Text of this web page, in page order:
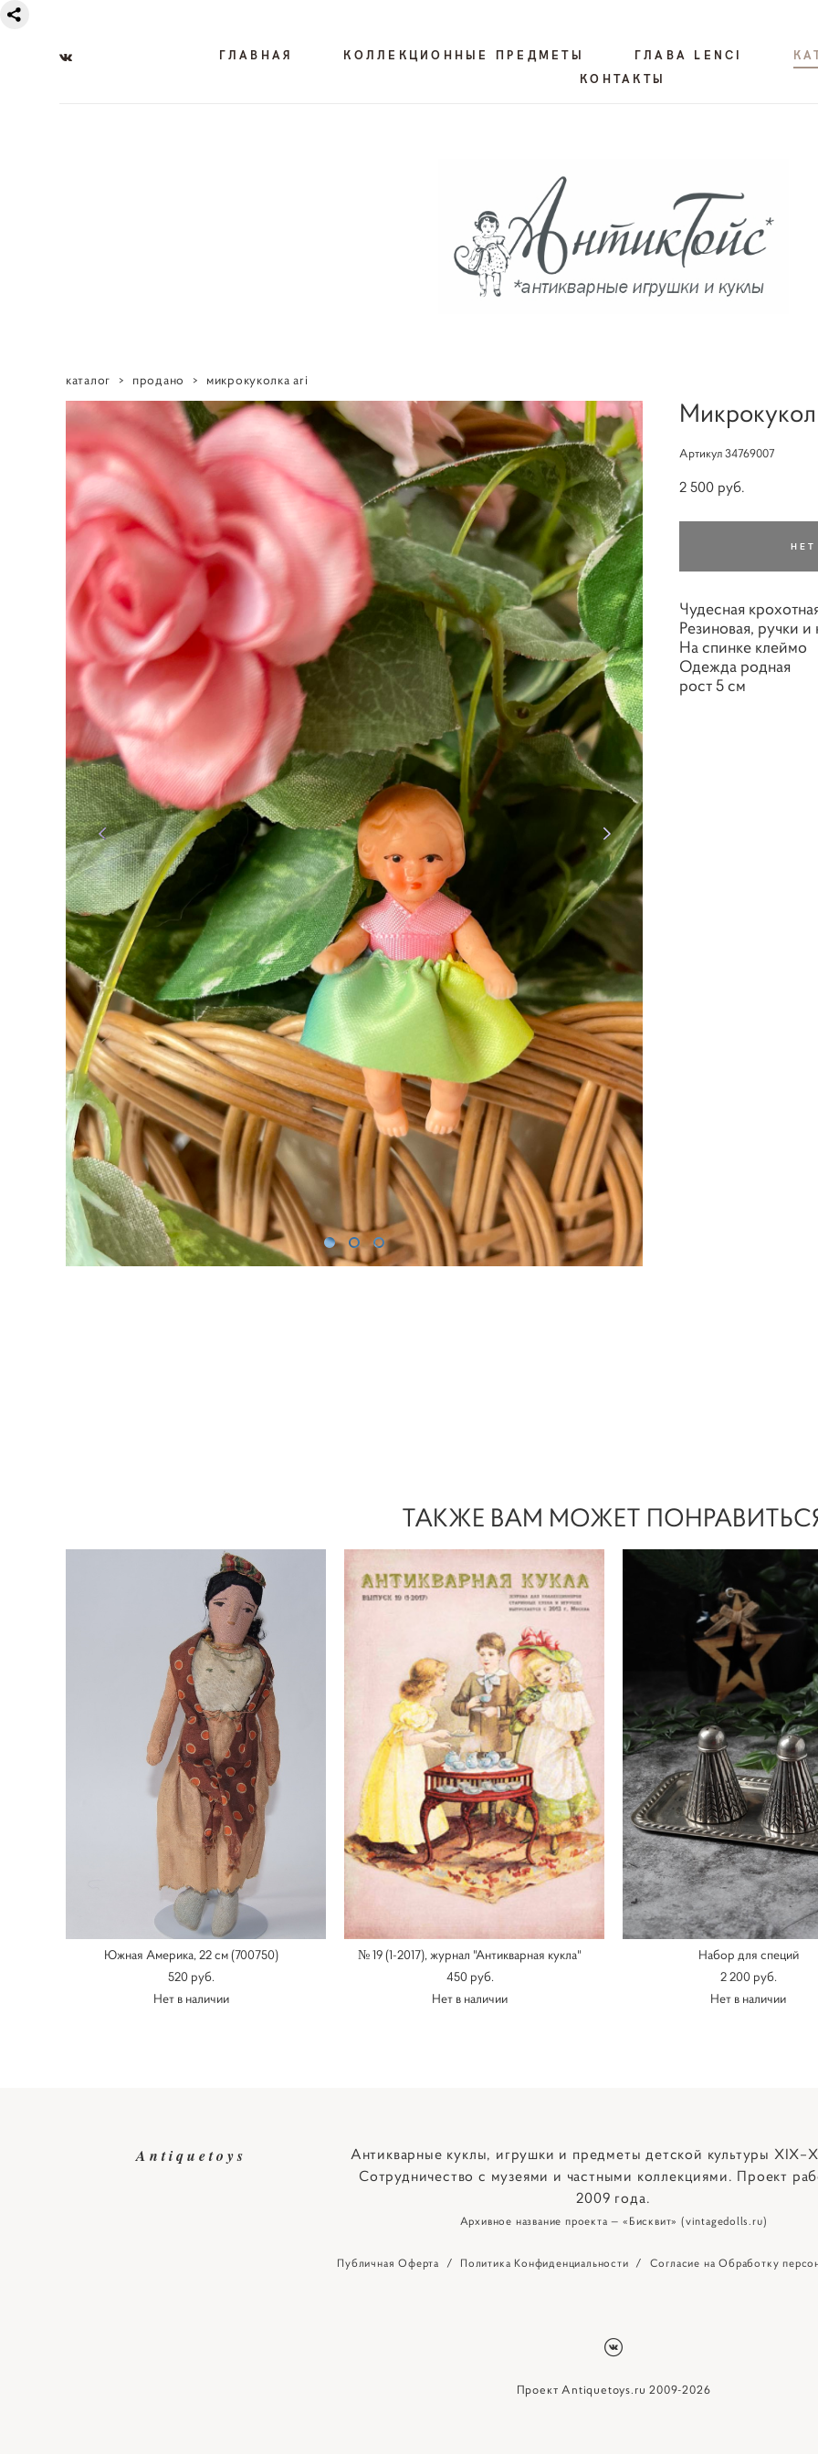
ГЛАВНАЯ КОЛЛЕКЦИОННЫЕ ПРЕДМЕТЫ ГЛАВА LENCI
КОНТАКТЫ
каталог > продано > микрокуколка ari
Артикул 34769007
2 500 pуб.
Чудесная
Резиновая, ручки
На спинке клеймо
Одежда родная
рост 5 см
ТАКЖЕ ВАМ МОЖЕТ
Южная Америка, 22 см (700750)
520 pуб.
Нет в наличии
№ 19 (1-2017), журнал "Антикварная кукла"
450 pуб.
Нет в наличии
Набор для специй
2 200 pуб.
Нет в наличии
Antiquetoys
Антикварные куклы, игрушки и предметы детской культуры
Сотрудничество с музеями и частными коллекциями. Проект
2009 года.
Архивное название проекта — «Бисквит» (vintagedolls.ru)
Публичная Оферта / Политика Конфиденциальности / Согласие на Обработку
Проект Antiquetoys.ru 2009-2026